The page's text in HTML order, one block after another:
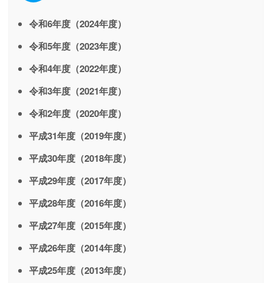
令和6年度（2024年度）
令和5年度（2023年度）
令和4年度（2022年度）
令和3年度（2021年度）
令和2年度（2020年度）
平成31年度（2019年度）
平成30年度（2018年度）
平成29年度（2017年度）
平成28年度（2016年度）
平成27年度（2015年度）
平成26年度（2014年度）
平成25年度（2013年度）